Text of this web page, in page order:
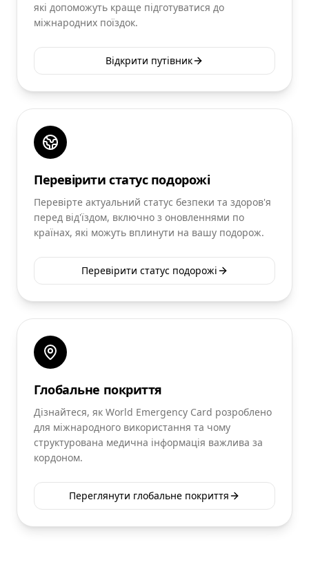
які допоможуть краще підготуватися до
міжнародних поїздок.
Відкрити путівник
Перевірити статус подорожі
Перевірте актуальний статус безпеки та здоров'я
перед від'їздом, включно з оновленнями по
країнах, які можуть вплинути на вашу подорож.
Перевірити статус подорожі
Глобальне покриття
Дізнайтеся, як World Emergency Card розроблено
для міжнародного використання та чому
структурована медична інформація важлива за
кордоном.
Переглянути глобальне покриття